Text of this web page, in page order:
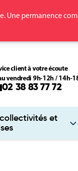
Une permanence
et
client à votre écoute
vendredi 9h-12h / 14h-
02 38 83 77 72